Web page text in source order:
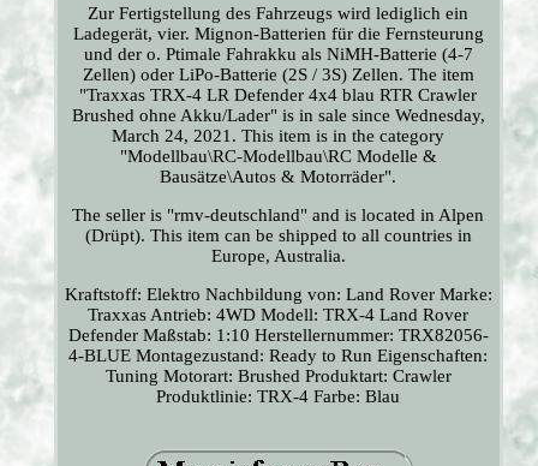
Zur Fertigstellung des Fahrzeugs wird lediglich ein
Ladegerät, vier. Mignon-Batterien für die Fernsteurung
und der o. Ptimale Fahrakku als NiMH-Batterie (4-7
Zellen) oder LiPo-Batterie (2S / 3S) Zellen. The item
"Traxxas TRX-4 LR Defender 4x4 blau RTR Crawler
Brushed ohne Akku/Lader" is in sale since Wednesday,
March 24, 2021. This item is in the category
"Modellbau\RC-Modellbau\RC Modelle &
Bausätze\Autos & Motorräder".
The seller is "rmv-deutschland" and is located in Alpen
(Drüpt). This item can be shipped to all countries in
Europe, Australia.
Kraftstoff: Elektro Nachbildung von: Land Rover Marke:
Traxxas Antrieb: 4WD Modell: TRX-4 Land Rover
Defender Maßstab: 1:10 Herstellernummer: TRX82056-
4-BLUE Montagezustand: Ready to Run Eigenschaften:
Tuning Motorart: Brushed Produktart: Crawler
Produktlinie: TRX-4 Farbe: Blau